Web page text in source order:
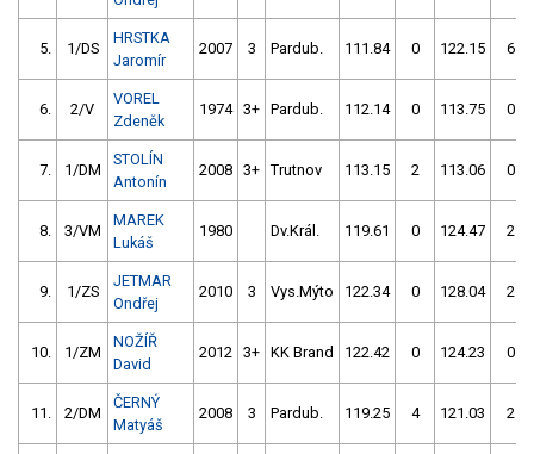
5. 1/DS
HRSTKA
Jaromír
2007 3 Pardub. 111.84 0 122.15 6
6. 2/V
VOREL
Zdeněk
1974 3+ Pardub. 112.14 0 113.75 0
7. 1/DM
STOLÍN
Antonín
2008 3+ Trutnov 113.15 2 113.06 0
8. 3/VM
MAREK
Lukáš
1980 Dv.Král. 119.61 0 124.47 2
9. 1/ZS
JETMAR
Ondřej
2010 3 Vys.Mýto 122.34 0 128.04 2
10. 1/ZM
NOŽÍŘ
David
2012 3+ KK Brand 122.42 0 124.23 0
11. 2/DM
ČERNÝ
Matyáš
2008 3 Pardub. 119.25 4 121.03 2